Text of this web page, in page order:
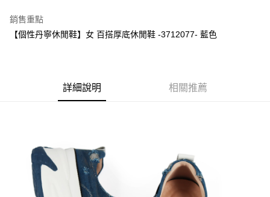
每筆NT$60，滿NT$1,000(含以上)免運費
銷售重點
【個性丹寧休閒鞋】女 百搭厚底休閒鞋 -3712077- 藍色
詳細說明 相關推薦